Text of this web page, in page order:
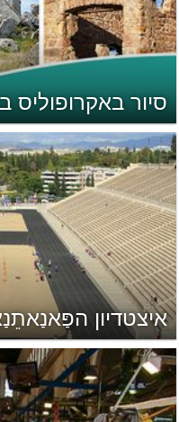
סיור באקרופוליס
איצטדיון